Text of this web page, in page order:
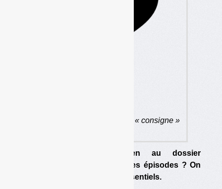
On vous résume le dossier « consigne »
Vous ne comprenez rien au dossier
« consigne » ou avez raté des épisodes ? On
vous résume ici les points essentiels.